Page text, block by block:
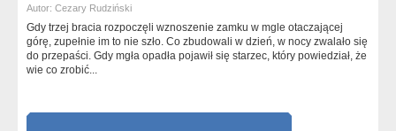
Autor: Cezary Rudziński
Gdy trzej bracia rozpoczęli wznoszenie zamku w mgle otaczającej
górę, zupełnie im to nie szło. Co zbudowali w dzień, w nocy zwalało się
do przepaści. Gdy mgła opadła pojawił się starzec, który powiedział, że
wie co zrobić...